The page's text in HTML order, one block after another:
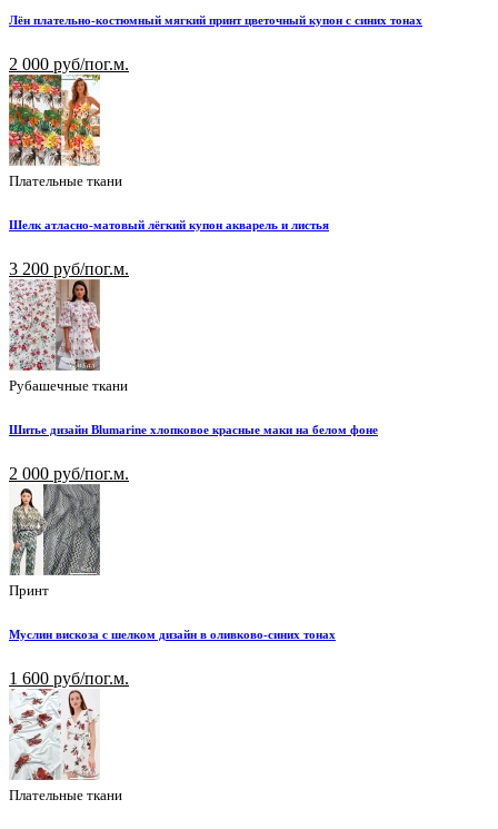
Лён плательно-костюмный мягкий принт цветочный купон с синих тонах
2 000 руб/пог.м.
Плательные ткани
Шелк атласно-матовый лёгкий купон акварель и листья
3 200 руб/пог.м.
Рубашечные ткани
Шитье дизайн Blumarine хлопковое красные маки на белом фоне
2 000 руб/пог.м.
Принт
Муслин вискоза с шелком дизайн в оливково-синих тонах
1 600 руб/пог.м.
Плательные ткани